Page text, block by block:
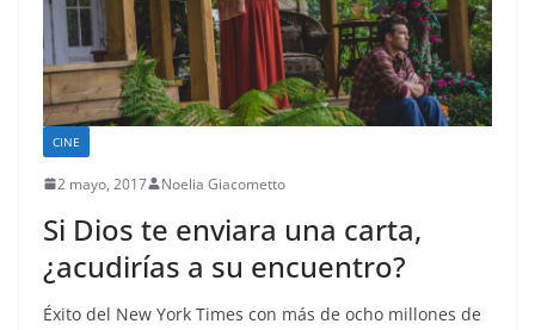
CINE
2 mayo, 2017 Noelia Giacometto
Si Dios te enviara una carta,
¿acudirías a su encuentro?
Éxito del New York Times con más de ocho millones de